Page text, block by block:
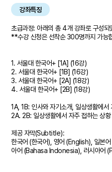
강좌특징
초급과정: 아래의 총 4개 강좌로 구성되
**수강 신청은 선착순 300명까지 가능
1. 서울대 한국어+ [1A] (16강)
2. 서울대 한국어+ [1B] (16강)
3. 서울대 한국어+ [2A] (18강)
4. 서울대 한국어+ [2B] (18강)
1A, 1B: 인사와 자기소개, 일상생활에서
2A. 2B: 일상생활에서 자주 접하는 상
제공 자막(Subtitle):
한국어 (한국어), 영어 (English), 일본
아어 (Bahasa Indonesia), 러시아어